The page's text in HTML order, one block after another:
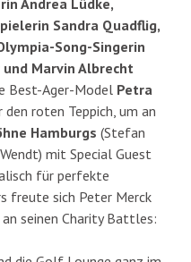
Andrea Lüdke,
Sandra Quadflig,
Song-Singerin
Marvin Albrecht
Best-Ager-Model Petra
den roten Teppich, um an
Hamburgs (Stefan
mit Special Guest
für perfekte
freute sich Peter Merck
seinen Charity Battles: